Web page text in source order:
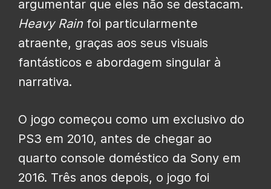
argumentar que eles não se destacam.
Heavy Rain foi particularmente
atraente, graças aos seus visuais
fantásticos e abordagem singular à
narrativa.
O jogo começou como um exclusivo do
PS3 em 2010, antes de chegar ao
quarto console doméstico da Sony em
2016. Três anos depois, o jogo foi